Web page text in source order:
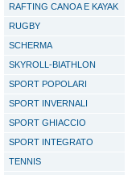
RAFTING CANOA E KAYAK
RUGBY
SCHERMA
SKYROLL-BIATHLON
SPORT POPOLARI
SPORT INVERNALI
SPORT GHIACCIO
SPORT INTEGRATO
TENNIS